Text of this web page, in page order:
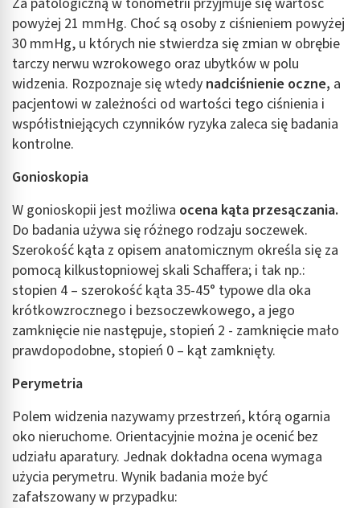
powyżej 21 mmHg. Choć są osoby z ciśnieniem powyżej
30 mmHg, u których nie stwierdza się zmian w obrębie
tarczy nerwu wzrokowego oraz ubytków w polu
widzenia. Rozpoznaje się wtedy nadciśnienie oczne, a
pacjentowi w zależności od wartości tego ciśnienia i
współistniejących czynników ryzyka zaleca się badania
kontrolne.
Gonioskopia
W gonioskopii jest możliwa ocena kąta przesączania.
Do badania używa się różnego rodzaju soczewek.
Szerokość kąta z opisem anatomicznym określa się za
pomocą kilkustopniowej skali Schaffera; i tak np.:
stopien 4 – szerokość kąta 35-45° typowe dla oka
krótkowzrocznego i bezsoczewkowego, a jego
zamknięcie nie następuje, stopień 2 - zamknięcie mało
prawdopodobne, stopień 0 – kąt zamknięty.
Perymetria
Polem widzenia nazywamy przestrzeń, którą ogarnia
oko nieruchome. Orientacyjnie można je ocenić bez
udziału aparatury. Jednak dokładna ocena wymaga
użycia perymetru. Wynik badania może być
zafałszowany w przypadku: